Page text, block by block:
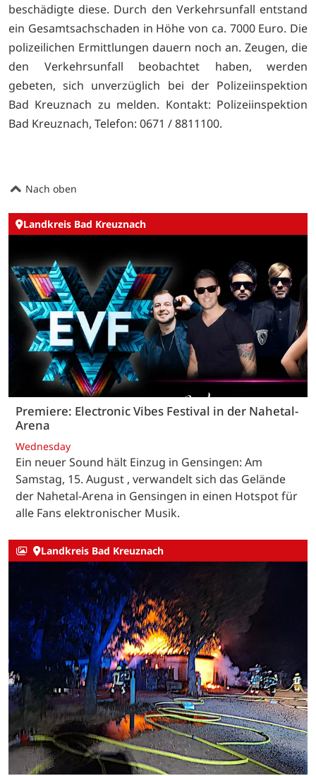
beschädigte diese. Durch den Verkehrsunfall entstand
ein Gesamtsachschaden in Höhe von ca. 7000 Euro. Die
polizeilichen Ermittlungen dauern noch an. Zeugen, die
den Verkehrsunfall beobachtet haben, werden
gebeten, sich unverzüglich bei der Polizeiinspektion
Bad Kreuznach zu melden. Kontakt: Polizeiinspektion
Bad Kreuznach, Telefon: 0671 / 8811100.
Nach oben
Landkreis Bad Kreuznach
Premiere: Electronic Vibes Festival in der Nahetal-
Arena
Wednesday
Ein neuer Sound hält Einzug in Gensingen: Am
Samstag, 15. August , verwandelt sich das Gelände
der Nahetal-Arena in Gensingen in einen Hotspot für
alle Fans elektronischer Musik.
Landkreis Bad Kreuznach